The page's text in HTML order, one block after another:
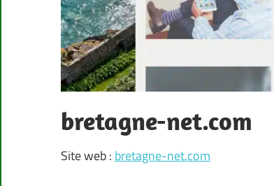
bretagne-net.com
Site web : bretagne-net.com